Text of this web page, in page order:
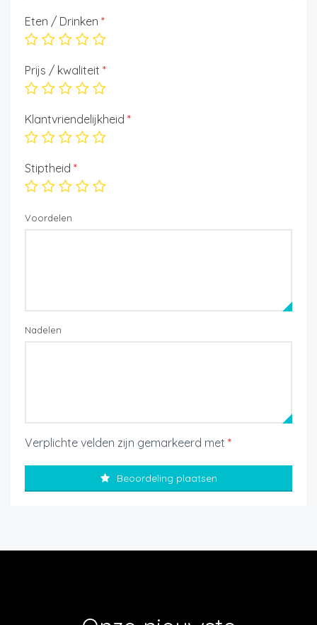
Eten / Drinken *
Prijs / kwaliteit *
Klantvriendelijkheid *
Stiptheid *
Voordelen
Nadelen
Verplichte velden zijn gemarkeerd met *
Beoordeling plaatsen